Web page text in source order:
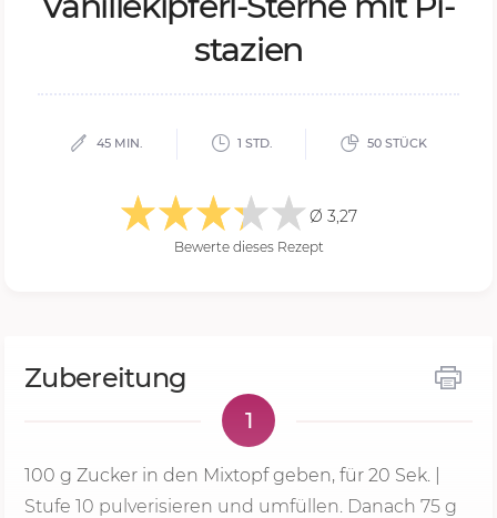
sta­zi­en
45 MIN. 1 STD. 50 STÜCK
Ø 3,27
Bewerte dieses Rezept
Zubereitung
1
100 g Zucker in den Mixtopf geben, für 20 Sek.
Stufe 10 pulverisieren und umfüllen. Danach 75 g